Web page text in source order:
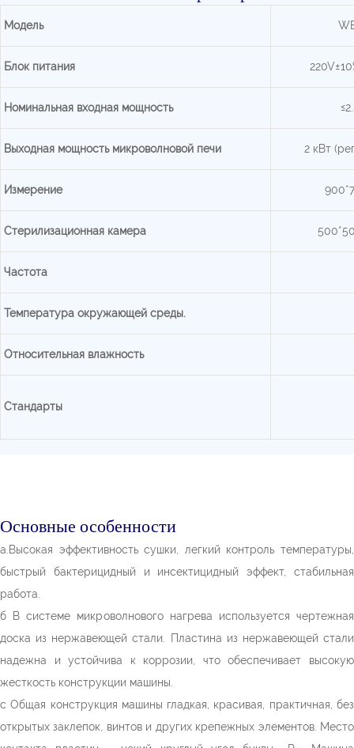
Модель
Блок питания
Номинальная входная мощность
Выходная мощность микроволновой печи 2 кВт
Измерение
Стерилизационная камера
Частота
Температура окружающей среды.
Относительная влажность
Стандарты
Основные особенности
a.Высокая эффективность сушки, легкий контроль температуры,
быстрый бактерицидный и инсектицидный эффект, стабильная
работа.
б В системе микроволнового нагрева используется чертежная
доска из нержавеющей стали. Пластина из нержавеющей стали
надежна и устойчива к коррозии, что обеспечивает высокую
жесткость конструкции машины.
с Общая конструкция машины гладкая, красивая, практичная, без
открытых заклепок, винтов и других крепежных элементов. Место